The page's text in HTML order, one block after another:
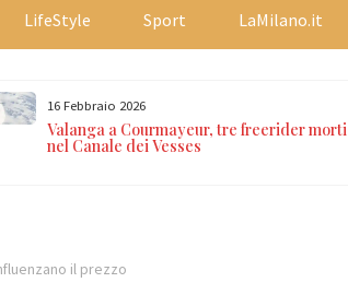
LifeStyle Sport LaMilano.it
16 Febbraio 2026
Valanga a Courmayeur, tre freerider morti
nel Canale dei Vesses
il prezzo